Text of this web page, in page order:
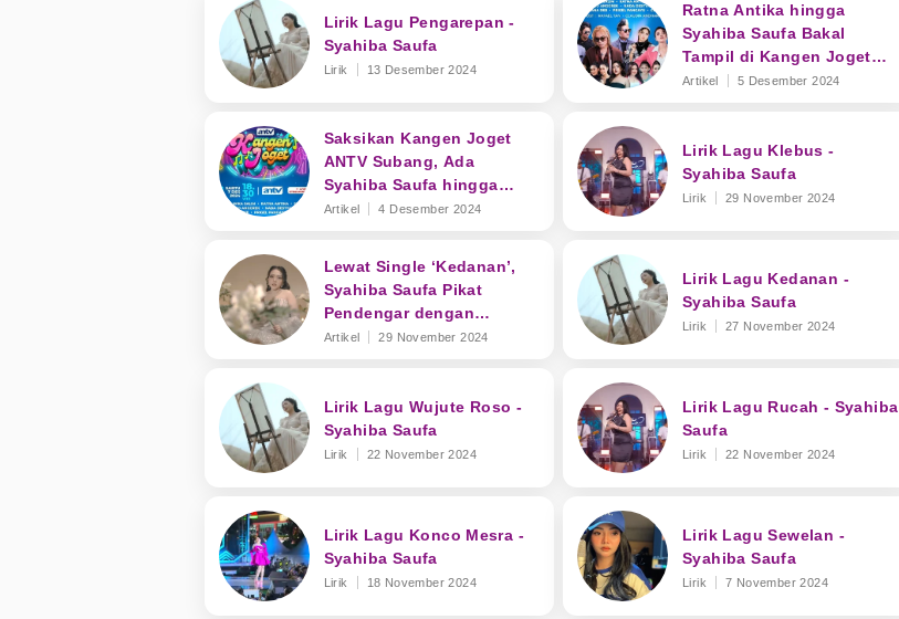
Lirik Lagu Pengarepan -
Syahiba Saufa
Lirik 13 Desember 2024
Ratna Antika hingga
Syahiba Saufa Bakal
Tampil di Kangen Joget
ANTV Subang! Catat
Artikel 5 Desember 2024
Saksikan Kangen Joget
ANTV Subang, Ada
Syahiba Saufa hingga
Ratna Antika
Artikel 4 Desember 2024
Lirik Lagu Klebus -
Syahiba Saufa
Lirik 29 November 2024
Lewat Single ‘Kedanan’,
Syahiba Saufa Pikat
Pendengar dengan
Romansa yang Menggebu
Artikel 29 November 2024
Lirik Lagu Kedanan -
Syahiba Saufa
Lirik 27 November 2024
Lirik Lagu Wujute Roso -
Syahiba Saufa
Lirik 22 November 2024
Lirik Lagu Rucah - Syahiba
Saufa
Lirik 22 November 2024
Lirik Lagu Konco Mesra -
Syahiba Saufa
Lirik 18 November 2024
Lirik Lagu Sewelan -
Syahiba Saufa
Lirik 7 November 2024